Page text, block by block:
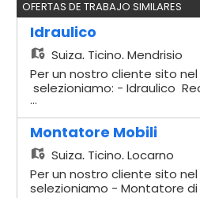
OFERTAS DE TRABAJO SIMILARES
Idraulico
Suiza, Ticino, Mendrisio
Per un nostro cliente sito
selezioniamo: - Idraulico
- Comprovata esperienza in
Impianti sottomuro -
lavorare in autonomia -
immediata Offriamo -
temporaneo con possibilità
Stipendio secondo CCL di
Verrà dato seguito ai profili
...
Montatore Mobili
Suiza, Ticino, Locarno
Per un nostro cliente sito nel
selezioniamo - Montatore di